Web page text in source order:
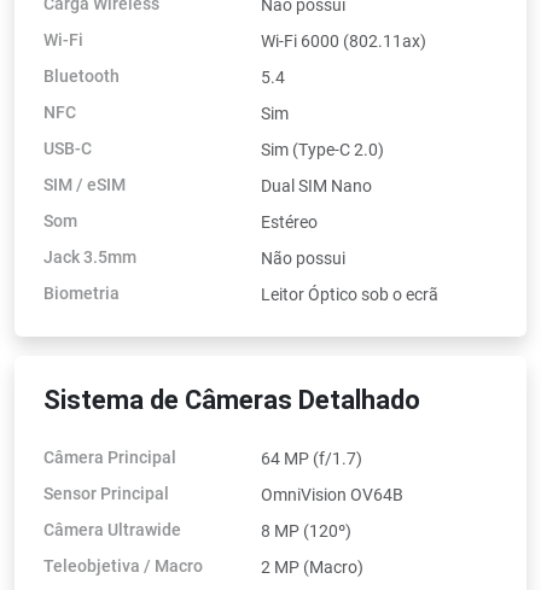
Não possui
Wi-Fi
Wi-Fi 6000 (802.11ax)
Bluetooth
5.4
NFC
Sim
USB-C
Sim (Type-C 2.0)
SIM / eSIM
Dual SIM Nano
Som
Estéreo
Jack 3.5mm
Não possui
Biometria
Leitor Óptico sob o ecrã
Sistema de Câmeras Detalhado
Câmera Principal
64 MP (f/1.7)
Sensor Principal
OmniVision OV64B
Câmera Ultrawide
8 MP (120º)
Teleobjetiva / Macro
2 MP (Macro)